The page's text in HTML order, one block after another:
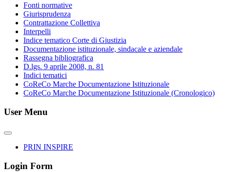
Fonti normative
Giurisprudenza
Contrattazione Collettiva
Interpelli
Indice tematico Corte di Giustizia
Documentazione istituzionale, sindacale e aziendale
Rassegna bibliografica
D.lgs. 9 aprile 2008, n. 81
Indici tematici
CoReCo Marche Documentazione Istituzionale
CoReCo Marche Documentazione Istituzionale (Cronologico)
User Menu
PRIN INSPIRE
Login Form